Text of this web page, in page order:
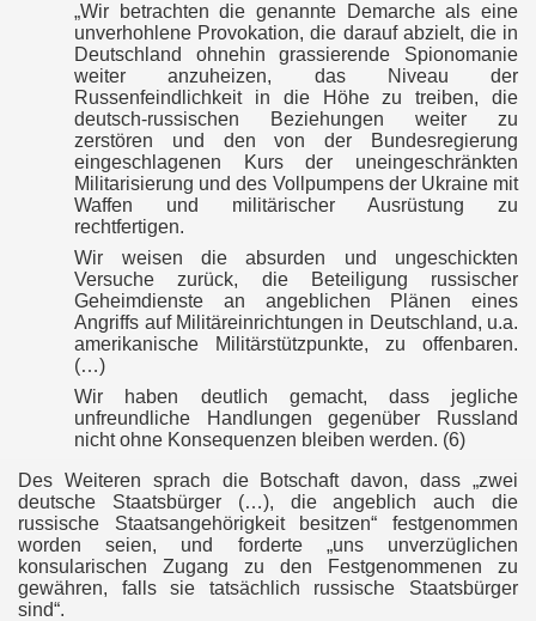
„Wir betrachten die genannte Demarche als eine
unverhohlene Provokation, die darauf abzielt, die in
Deutschland ohnehin grassierende Spionomanie
weiter anzuheizen, das Niveau der
Russenfeindlichkeit in die Höhe zu treiben, die
deutsch-russischen Beziehungen weiter zu
zerstören und den von der Bundesregierung
eingeschlagenen Kurs der uneingeschränkten
Militarisierung und des Vollpumpens der Ukraine mit
Waffen und militärischer Ausrüstung zu
rechtfertigen.
Wir weisen die absurden und ungeschickten
Versuche zurück, die Beteiligung russischer
Geheimdienste an angeblichen Plänen eines
Angriffs auf Militäreinrichtungen in Deutschland, u.a.
amerikanische Militärstützpunkte, zu offenbaren.
(…)
Wir haben deutlich gemacht, dass jegliche
unfreundliche Handlungen gegenüber Russland
nicht ohne Konsequenzen bleiben werden. (6)
Des Weiteren sprach die Botschaft davon, dass „zwei
deutsche Staatsbürger (…), die angeblich auch die
russische Staatsangehörigkeit besitzen“ festgenommen
worden seien, und forderte „uns unverzüglichen
konsularischen Zugang zu den Festgenommenen zu
gewähren, falls sie tatsächlich russische Staatsbürger
sind“.